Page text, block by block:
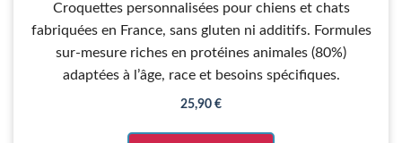
s
r
Croquettes personnalisées pour chiens et chats
fabriquées en France, sans gluten ni additifs. Formules
sur-mesure riches en protéines animales (80%)
adaptées à l’âge, race et besoins spécifiques.
25,90 €